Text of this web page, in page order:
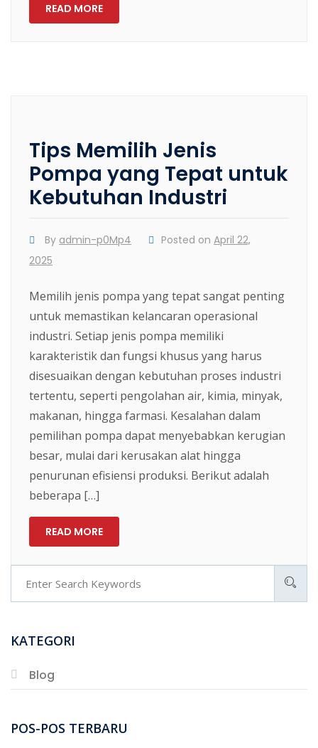
READ MORE
Tips Memilih Jenis
Pompa yang Tepat untuk
Kebutuhan Industri
By admin-p0Mp4 Posted onApril 22,
2025
Memilih jenis pompa yang tepat sangat penting
untuk memastikan kelancaran operasional
industri. Setiap jenis pompa memiliki
karakteristik dan fungsi khusus yang harus
disesuaikan dengan kebutuhan proses industri
tertentu, seperti pengolahan air, kimia, minyak,
makanan, hingga farmasi. Kesalahan dalam
pemilihan pompa dapat menyebabkan kerugian
besar, mulai dari kerusakan alat hingga
penurunan efisiensi produksi. Berikut adalah
beberapa […]
READ MORE
KATEGORI
Blog
POS-POS TERBARU